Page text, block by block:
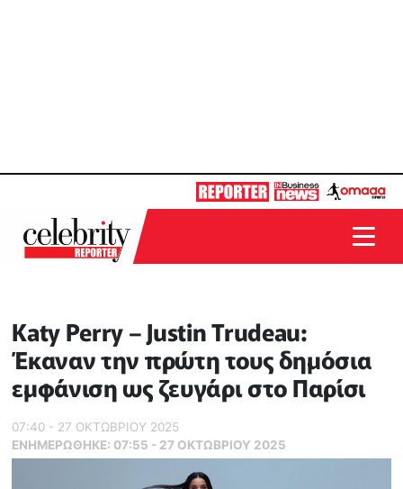
Katy Perry – Justin Trudeau:
Έκαναν την πρώτη τους δημόσια
εμφάνιση ως ζευγάρι στο Παρίσι
07:40 - 27 ΟΚΤΩΒΡΙΟΥ 2025
ΕΝΗΜΕΡΏΘΗΚΕ: 07:55 - 27 ΟΚΤΩΒΡΙΟΥ 2025